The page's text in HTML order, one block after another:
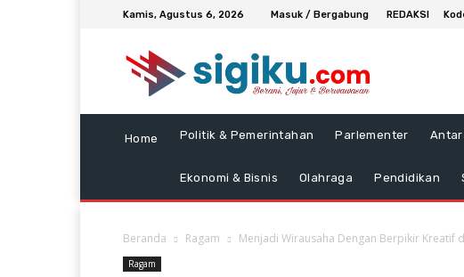
Kamis, Agustus 6, 2026 Masuk / Bergabung REDAKSI
Home Politik & Pemerintahan Parlementer Antar
Ekonomi & Bisnis Olahraga Pendidikan
Beranda Ragam Menjadi Wirausaha Dengan Berpikir Kreatif
Ragam